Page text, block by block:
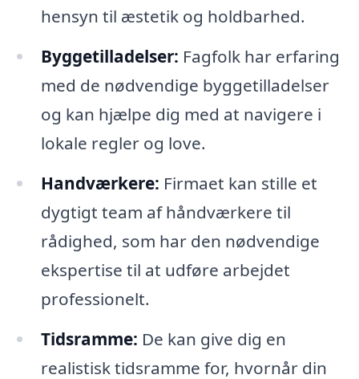
hensyn til æstetik og holdbarhed.
Byggetilladelser: Fagfolk har erfaring
med de nødvendige byggetilladelser
og kan hjælpe dig med at navigere i
lokale regler og love.
Handværkere: Firmaet kan stille et
dygtigt team af håndværkere til
rådighed, som har den nødvendige
ekspertise til at udføre arbejdet
professionelt.
Tidsramme: De kan give dig en
realistisk tidsramme for, hvornår din